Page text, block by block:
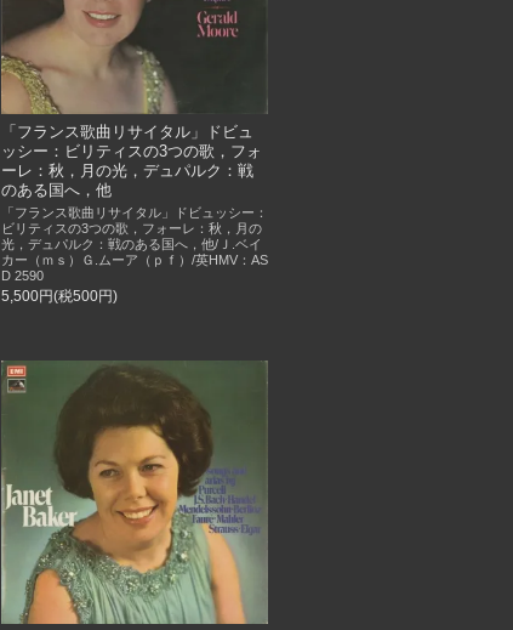
「フランス歌曲リサイタル」ドビュ
ッシー：ビリティスの3つの歌，フォ
ーレ：秋，月の光，デュパルク：戦
のある国へ，他
「フランス歌曲リサイタル」ドビュッシー：
ビリティスの3つの歌，フォーレ：秋，月の
光，デュパルク：戦のある国へ，他/Ｊ.ベイ
カー（ｍｓ）Ｇ.ムーア（ｐｆ）/英HMV：AS
D 2590
5,500円(税500円)